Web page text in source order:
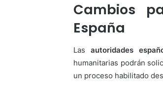
Cambios
España
Las autoridades
humanitarias podrán
un proceso habilitado